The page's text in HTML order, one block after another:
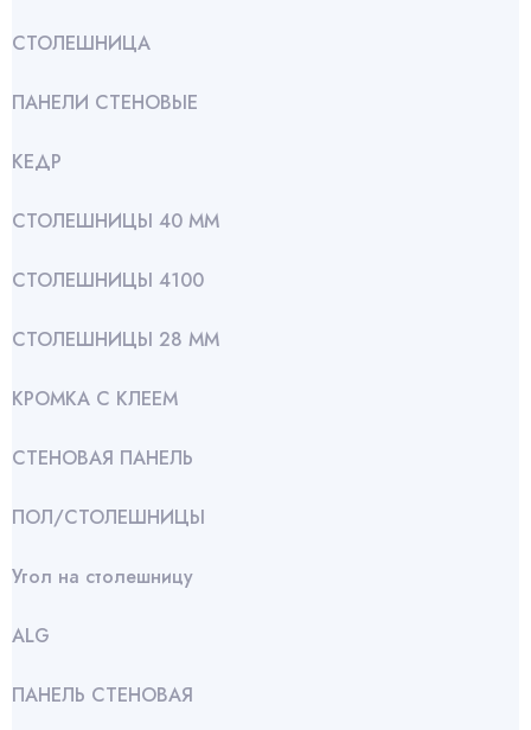
СТОЛЕШНИЦА
ПАНЕЛИ СТЕНОВЫЕ
КЕДР
СТОЛЕШНИЦЫ 40 ММ
СТОЛЕШНИЦЫ 4100
СТОЛЕШНИЦЫ 28 ММ
КРОМКА С КЛЕЕМ
СТЕНОВАЯ ПАНЕЛЬ
ПОЛ/СТОЛЕШНИЦЫ
Угол на столешницу
АLG
ПАНЕЛЬ СТЕНОВАЯ